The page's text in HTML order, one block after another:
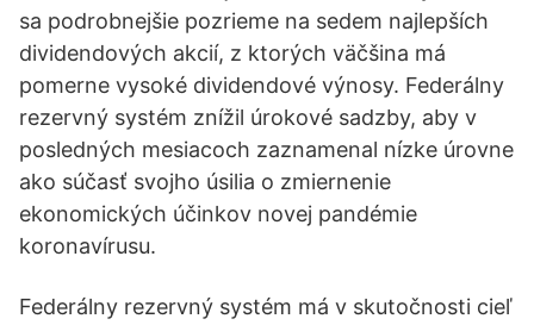
sa podrobnejšie pozrieme na sedem najlepších
dividendových akcií, z ktorých väčšina má
pomerne vysoké dividendové výnosy. Federálny
rezervný systém znížil úrokové sadzby, aby v
posledných mesiacoch zaznamenal nízke úrovne
ako súčasť svojho úsilia o zmiernenie
ekonomických účinkov novej pandémie
koronavírusu.
Federálny rezervný systém má v skutočnosti cieľ